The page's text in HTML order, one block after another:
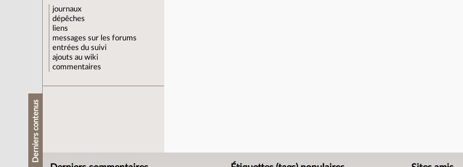
journaux
dépêches
liens
messages sur les forums
entrées du suivi
ajouts au wiki
commentaires
Derniers contenus